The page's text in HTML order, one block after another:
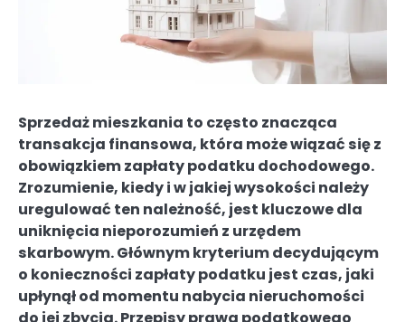
Sprzedaż mieszkania to często znacząca
transakcja finansowa, która może wiązać się z
obowiązkiem zapłaty podatku dochodowego.
Zrozumienie, kiedy i w jakiej wysokości należy
uregulować ten należność, jest kluczowe dla
uniknięcia nieporozumień z urzędem
skarbowym. Głównym kryterium decydującym
o konieczności zapłaty podatku jest czas, jaki
upłynął od momentu nabycia nieruchomości